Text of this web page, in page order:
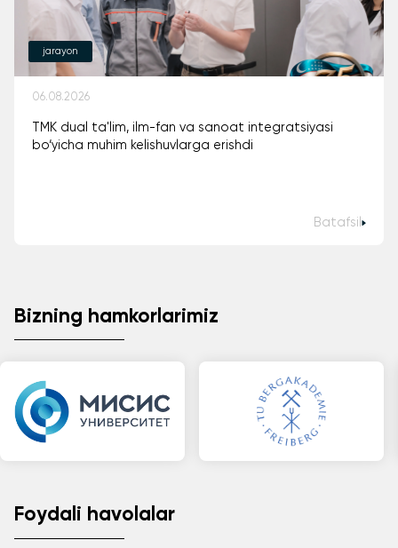
jarayon
06.08.2026
TMK dual ta'lim, ilm-fan va sanoat integratsiyasi
bo‘yicha muhim kelishuvlarga erishdi
Batafsil
Bizning hamkorlarimiz
Foydali havolalar